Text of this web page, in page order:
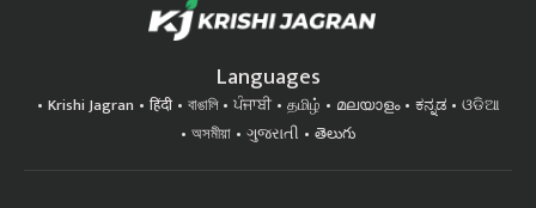
Languages
Krishi Jagran हिंदी বাঙালি ਪੰਜਾਬੀ தமிழ் മലയാളം ಕನ್ನಡ
ଓଡିଆ
অসমীয়া
ગુજરાતી తెలుగు